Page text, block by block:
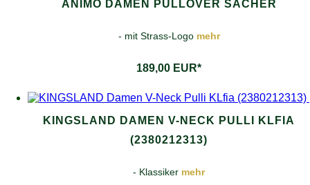
ANIMO DAMEN PULLOVER SACHER
- mit Strass-Logo mehr
189,00 EUR*
KINGSLAND DAMEN V-NECK PULLI KLFIA
(2380212313)
- Klassiker mehr